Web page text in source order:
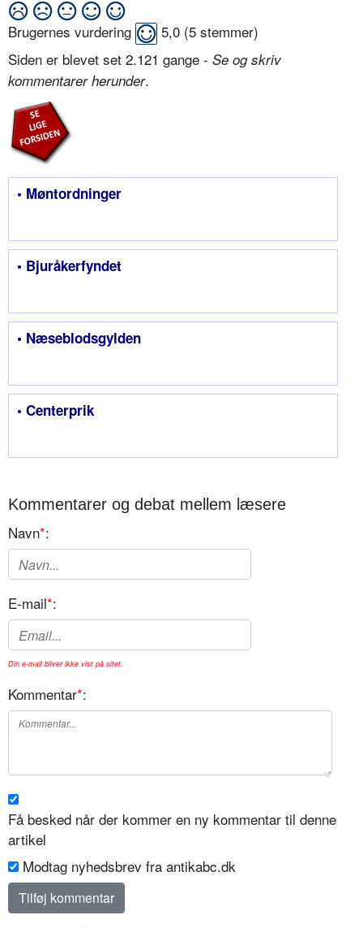
Brugernes vurdering 5,0 (5 stemmer)
Siden er blevet set 2.121 gange - Se og skriv
kommentarer herunder.
• Møntordninger
• Bjuråkerfyndet
• Næseblodsgylden
• Centerprik
Kommentarer og debat mellem læsere
Navn*:
E-mail*:
Din e-mail bliver ikke vist på sitet.
Kommentar*:
Få besked når der kommer en ny kommentar til denne
artikel
Modtag nyhedsbrev fra antikabc.dk